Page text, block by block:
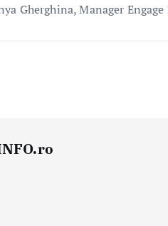
Gherghina, Manager Engage